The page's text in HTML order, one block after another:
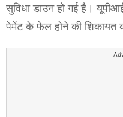
सुविधा डाउन हो गई है।
पेमेंट के फेल होने की शिकायत